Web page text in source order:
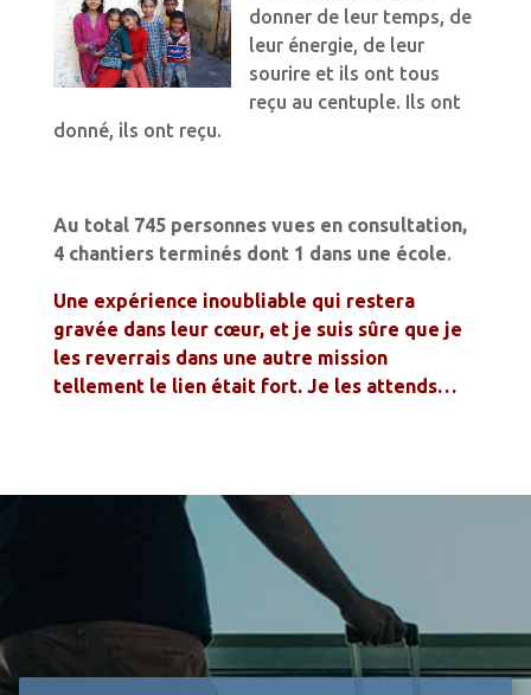
donner de leur temps, de
leur énergie, de leur
sourire et ils ont tous
reçu au centuple. Ils ont
donné, ils ont reçu.
Au total 745 personnes vues en consultation,
4 chantiers terminés dont 1 dans une école.
Une expérience inoubliable qui restera
gravée dans leur cœur, et je suis sûre que je
les reverrais dans une autre mission
tellement le lien était fort. Je les attends…